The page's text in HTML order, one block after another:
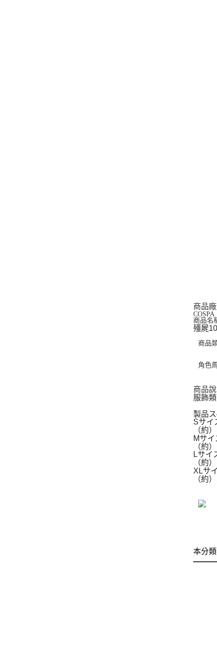
商品
COSPA
商品名
殭屍
商品
角色
商品
服飾
製品
Sサイ
（約
Mサイ
（約
Lサイ
（約
XLサ
（約
本分